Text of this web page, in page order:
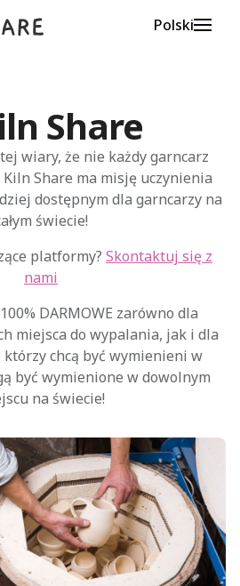
Polski
Share
wiary, że nie każdy garncarz
Share ma misję uczynienia
dostępnym dla garncarzy na
świecie!
platformy? Skontaktuj się z
nami
DARMOWE zarówno dla
miejsca do wypalania, jak i dla
którzy chcą być wymienieni w
być wymienione w dowolnym
na świecie!